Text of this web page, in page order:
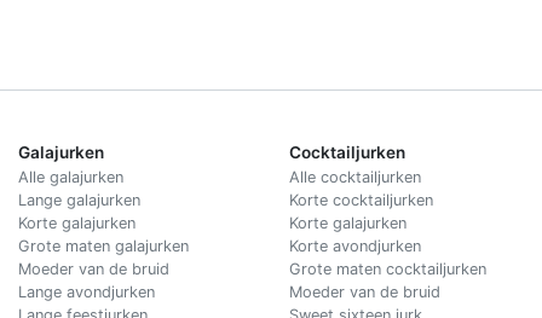
Galajurken
Alle galajurken
Lange galajurken
Korte galajurken
Grote maten galajurken
Moeder van de bruid
Lange avondjurken
Cocktailjurken
Alle cocktailjurken
Korte cocktailjurken
Korte galajurken
Korte avondjurken
Grote maten cocktailjurken
Moeder van de bruid